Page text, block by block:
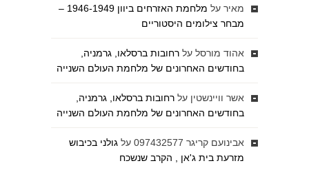
מאיר על
מלחמת האזרחים ביוון 1946-1949 –
מבחר צילומים היסטוריים
אהוד מורסל על רחובות ברסלאו, גרמניה,
בחודשים האחרונים של מלחמת העולם השנייה
אשר וויינשטין על רחובות ברסלאו, גרמניה,
בחודשים האחרונים של מלחמת העולם השנייה
אבינועם קריגר 097432577 על גולני בכיבוש
מזרעת בית ג'אן , הקרב שנשכח